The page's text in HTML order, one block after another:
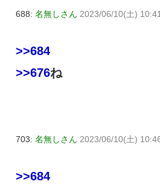
688: 名無しさん 2023/06/10(土)
>>684
>>676ね
703: 名無しさん 2023/06/10(土)
>>684